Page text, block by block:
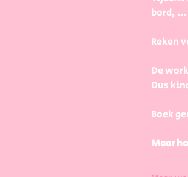
bord, ...
Reken
De
Dus
Boek
Maar